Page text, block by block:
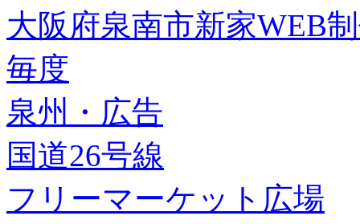
大阪府泉南市新家WEB
毎度
泉州・広告
国道26号線
フリーマーケット広場